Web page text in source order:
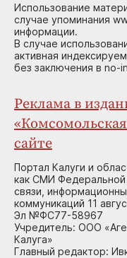
Использование
случае упоминания
информации.
В случае
активная
без заключения в no-
Реклама в
сайте
Портал Калуги и
как СМИ
связи,
коммуникаций 11
Эл №ФС77-58967
Учредитель: ООО
Калуга»
Главный редактор: